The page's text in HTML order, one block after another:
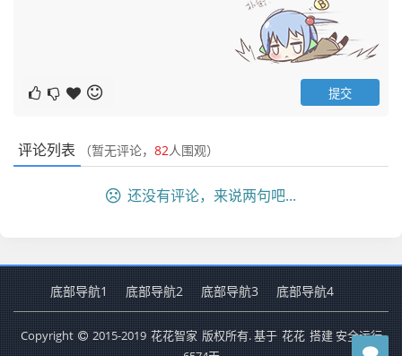
评论列表 （暂无评论， 82人围观）
还没有评论，来说两句吧...
底部导航1 底部导航2 底部导航3 底部导航4
Copyright 2015-2019 花花智家 版权所有. 基于 花花 搭建 安全运行